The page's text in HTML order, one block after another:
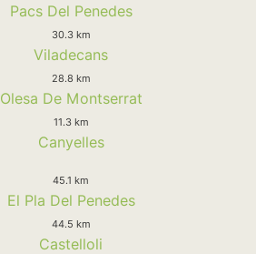
Pacs Del Penedes
30.3 km
Viladecans
28.8 km
Olesa De Montserrat
11.3 km
Canyelles
45.1 km
El Pla Del Penedes
44.5 km
Castelloli